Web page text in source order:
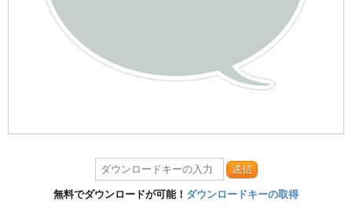
送信
無料でダウンロードが可能！ ダウンロードキーの取得